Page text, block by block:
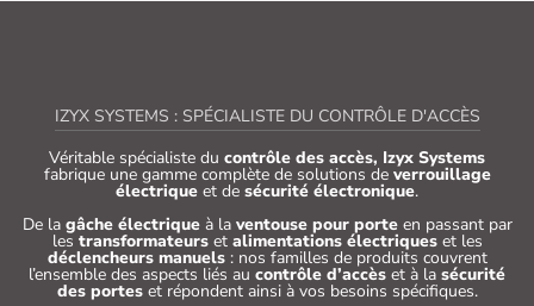
IZYX SYSTEMS : SPÉCIALISTE DU CONTRÔLE D'ACCÈS
Véritable spécialiste du contrôle des accès, Izyx Systems
fabrique une gamme complète de solutions de verrouillage
électrique et de sécurité électronique.
De la gâche électriqueà la ventouse pour porteen passant par
les transformateurset alimentations électriqueset les
déclencheurs manuels: nos familles de produits couvrent
l’ensemble des aspects liés au contrôle d’accès et à la sécurité
des porteset répondent ainsi à vos besoins spécifiques.